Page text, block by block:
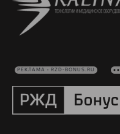
РЕКЛАМА • RZD-BONUS.RU